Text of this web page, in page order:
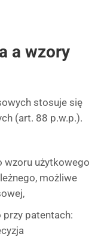
a wzory
stosuje się
(art. 88 p.w.p.).
wzoru użytkowego
możliwe
patentach: